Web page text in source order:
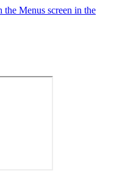
Menus screen in the